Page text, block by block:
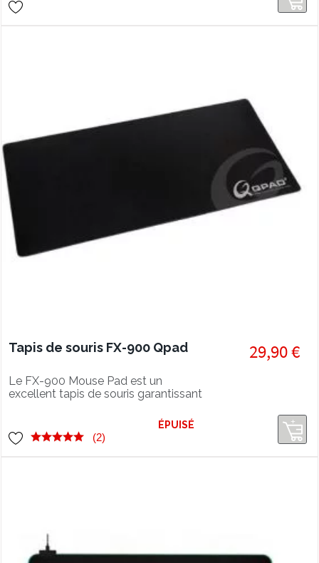
Tapis de souris FX-900 Qpad
Le FX-900 Mouse Pad est un
excellent tapis de souris garantissant
précision et une durabilité extrême !
29,90 €
(2)
ÉPUISÉ